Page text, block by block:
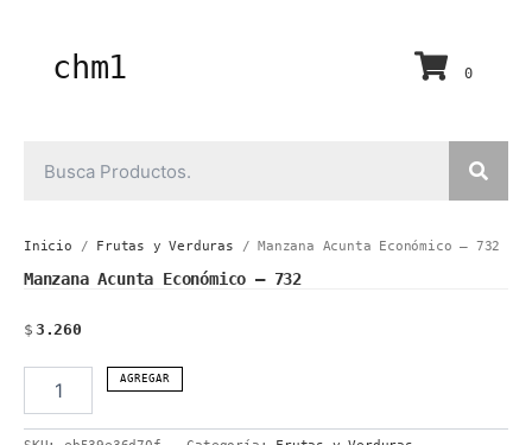
chm1 0
Inicio / Frutas y Verduras / Manzana Acunta Económico – 732
Manzana Acunta Económico – 732
$ 3.260
Acunta
Económico
AGREGAR